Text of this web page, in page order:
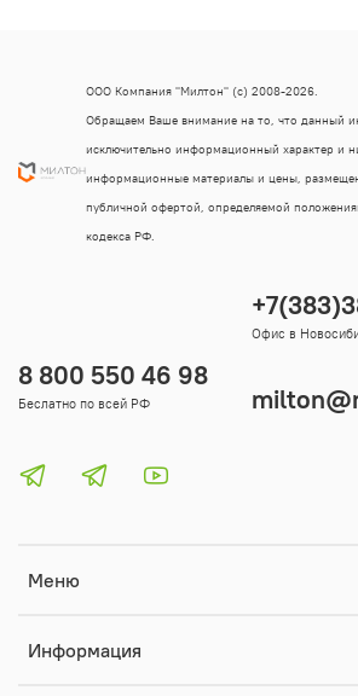
Меню
Информация
8 800 550 46 98
Беслатно по всей РФ
Офис в
ООО Компания "Милтон" (с) 2008-2026.
Обращаем Ваше внимание на то, что данный
исключительно информационный характер и
информационные материалы и цены,
публичной офертой, определяемой
кодекса РФ.